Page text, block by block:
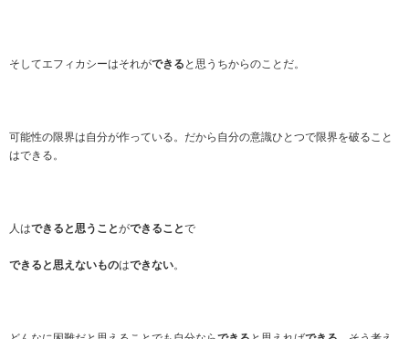
そしてエフィカシーはそれができる と思うちからのことだ。
可能性の限界は自分が作っている。だから自分の意識ひとつで限界を破ること
はできる。
人はできると思うことができることで
できると思えないものはできない。